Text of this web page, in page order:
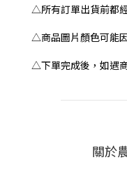
△所有訂單出貨前都
△商品圖片顏色可能
△下單完成後，如遇
關於